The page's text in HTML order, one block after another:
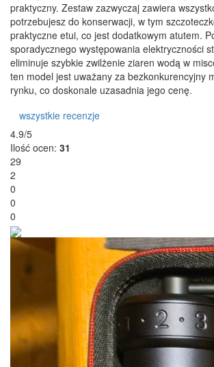
praktyczny. Zestaw zazwyczaj zawiera
potrzebujesz do konserwacji, w tym
praktyczne etui, co jest dodatkowym atutem.
sporadycznego występowania elektryczności
eliminuje szybkie zwilżenie ziaren wodą w
ten model jest uważany za bezkonkurencyjny
rynku, co doskonale uzasadnia jego cenę.
wszystkie recenzje
4.9/5
Ilość ocen: 31
29
2
0
0
0